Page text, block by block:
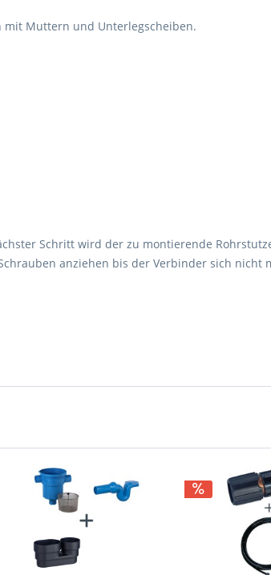
mit Muttern und Unterlegscheiben.
Schritt wird der zu montierende
anziehen bis der Verbinder sich nicht